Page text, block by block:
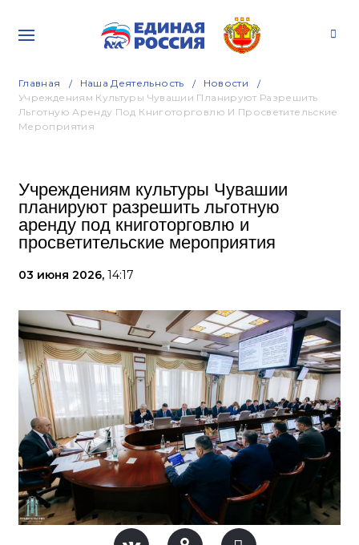
Главная Наша Деятельность
Новости
Учреждениям Культуры Чувашии Планируют Разрешить
Льготную Аренду Под Книготорговлю И Просветительские
Мероприятия
Учреждениям культуры Чувашии
планируют разрешить льготную
аренду под книготорговлю и
просветительские мероприятия
03 июня 2026, 14:17